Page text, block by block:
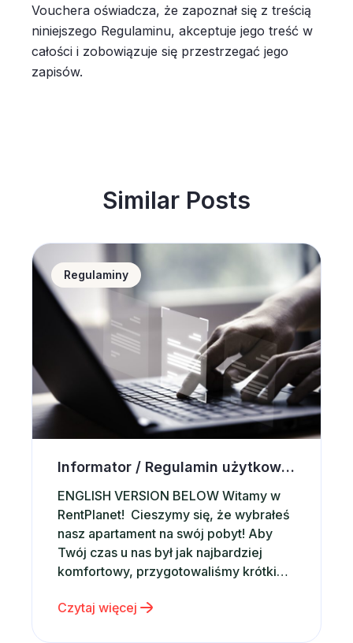
Vouchera oświadcza, że zapoznał się z treścią
niniejszego Regulaminu, akceptuje jego treść w
całości i zobowiązuje się przestrzegać jego
zapisów.
Similar Posts
Informator / Regulamin użytkowania apartamentów
Regulaminy
Informator / Regulamin użytkowania apartamentów RentPlanet
ENGLISH VERSION BELOW Witamy w
RentPlanet! Cieszymy się, że wybrałeś
nasz apartament na swój pobyt! Aby
Twój czas u nas był jak najbardziej
komfortowy, przygotowaliśmy krótki
obowiązującymi w naszych
Czytaj więcej